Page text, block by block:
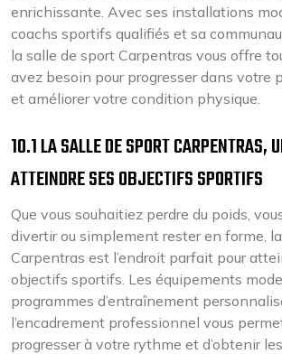
enrichissante. Avec ses installations
coachs sportifs qualifiés et sa
la salle de sport Carpentras vous offre
avez besoin pour progresser dans votre
et améliorer votre condition physique.
10.1 LA SALLE DE SPORT CARPENTRAS,
ATTEINDRE SES OBJECTIFS SPORTIFS
Que vous souhaitiez perdre du poids,
divertir ou simplement rester en forme,
Carpentras est l’endroit parfait pour
objectifs sportifs. Les équipements
programmes d’entraînement
l’encadrement professionnel vous
progresser à votre rythme et d’obtenir